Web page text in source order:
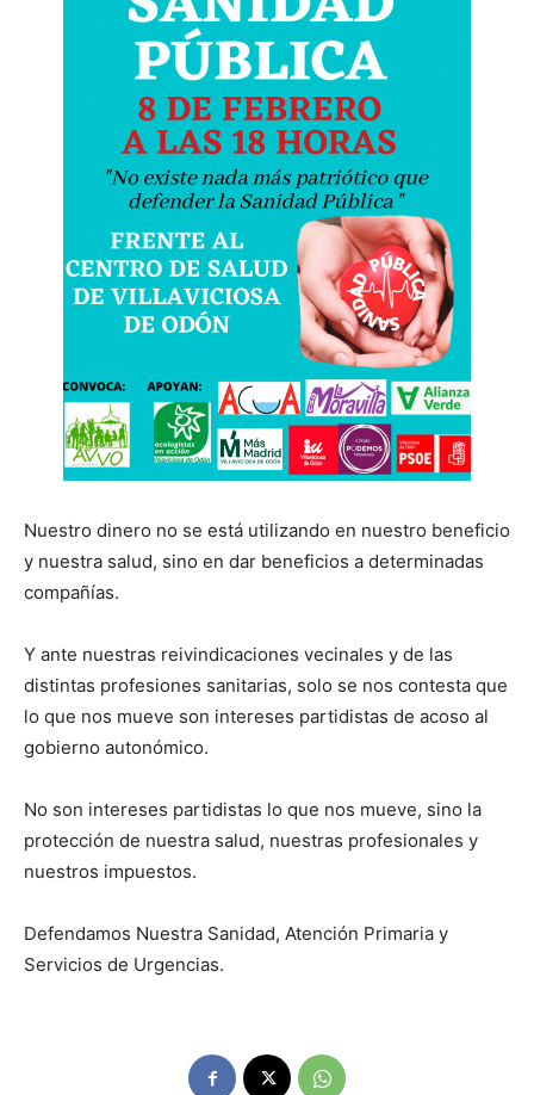
Nuestro dinero no se está utilizando en nuestro beneficio
y nuestra salud, sino en dar beneficios a determinadas
compañías.
Y ante nuestras reivindicaciones vecinales y de las
distintas profesiones sanitarias, solo se nos contesta que
lo que nos mueve son intereses partidistas de acoso al
gobierno autonómico.
No son intereses partidistas lo que nos mueve, sino la
protección de nuestra salud, nuestras profesionales y
nuestros impuestos.
Defendamos Nuestra Sanidad, Atención Primaria y
Servicios de Urgencias.